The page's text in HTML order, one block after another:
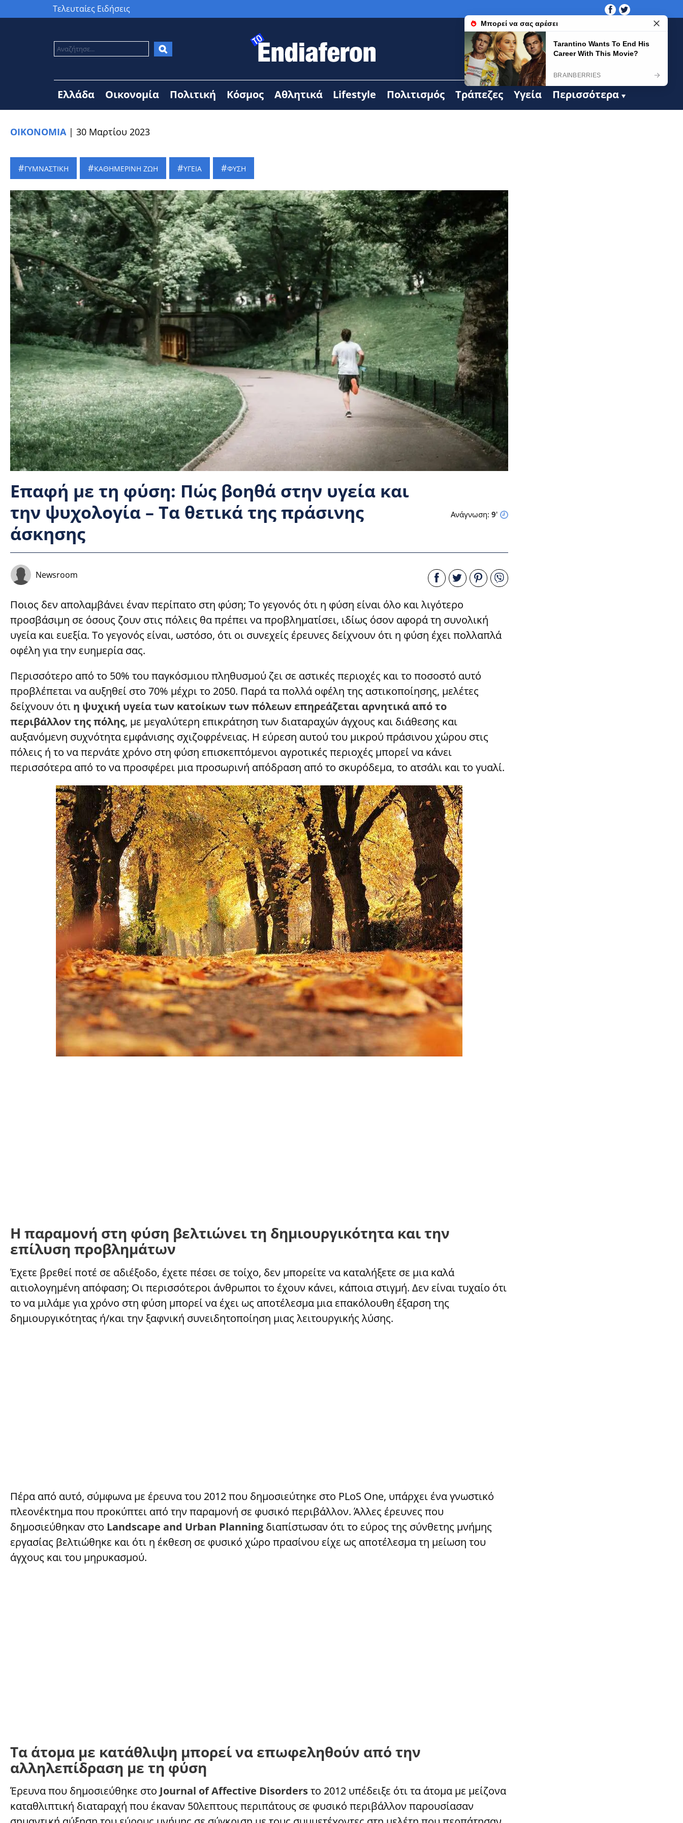
Τελευταίες Ειδήσεις
Ελλάδα Οικονομία Πολιτική Κόσμος Αθλητικά Lifestyle Πολιτισμός Τράπεζες Υγεία Περισσότερα
ΟΙΚΟΝΟΜΙΑ| 30 Μαρτίου 2023
ΓΥΜΝΑΣΤΙΚΗ ΚΑΘΗΜΕΡΙΝΗ ΖΩΗ ΥΓΕΙΑ ΦΥΣΗ
Επαφή με τη φύση: Πώς βοηθά στην υγεία και
την ψυχολογία – Τα θετικά της πράσινης
άσκησης
Ανάγνωση: 9'
Newsroom
Ποιος δεν απολαμβάνει έναν περίπατο στη φύση; Το γεγονός ότι η φύση είναι όλο και λιγότερο
προσβάσιμη σε όσους ζουν στις πόλεις θα πρέπει να προβληματίσει, ιδίως όσον αφορά τη συνολική
υγεία και ευεξία. Το γεγονός είναι, ωστόσο, ότι οι συνεχείς έρευνες δείχνουν ότι η φύση έχει πολλαπλά
οφέλη για την ευημερία σας.
Περισσότερο από το 50% του παγκόσμιου πληθυσμού ζει σε αστικές περιοχές και το ποσοστό αυτό
προβλέπεται να αυξηθεί στο 70% μέχρι το 2050. Παρά τα πολλά οφέλη της αστικοποίησης, μελέτες
δείχνουν ότι η ψυχική υγεία των κατοίκων των πόλεων επηρεάζεται αρνητικά από το
περιβάλλον της πόλης, με μεγαλύτερη επικράτηση των διαταραχών άγχους και διάθεσης και
αυξανόμενη συχνότητα εμφάνισης σχιζοφρένειας. Η εύρεση αυτού του μικρού πράσινου χώρου στις
πόλεις ή το να περνάτε χρόνο στη φύση επισκεπτόμενοι αγροτικές περιοχές μπορεί να κάνει
περισσότερα από το να προσφέρει μια προσωρινή απόδραση από το σκυρόδεμα, το ατσάλι και το γυαλί.
Η παραμονή στη φύση βελτιώνει τη δημιουργικότητα και την
επίλυση προβλημάτων
Έχετε βρεθεί ποτέ σε αδιέξοδο, έχετε πέσει σε τοίχο, δεν μπορείτε να καταλήξετε σε μια καλά
αιτιολογημένη απόφαση; Οι περισσότεροι άνθρωποι το έχουν κάνει, κάποια στιγμή. Δεν είναι τυχαίο ότι
το να μιλάμε για χρόνο στη φύση μπορεί να έχει ως αποτέλεσμα μια επακόλουθη έξαρση της
δημιουργικότητας ή/και την ξαφνική συνειδητοποίηση μιας λειτουργικής λύσης.
Πέρα από αυτό, σύμφωνα με έρευνα του 2012 που δημοσιεύτηκε στο PLoS One, υπάρχει ένα γνωστικό
πλεονέκτημα που προκύπτει από την παραμονή σε φυσικό περιβάλλον. Άλλες έρευνες που
δημοσιεύθηκαν στο Landscape and Urban Planning διαπίστωσαν ότι το εύρος της σύνθετης μνήμης
εργασίας βελτιώθηκε και ότι η έκθεση σε φυσικό χώρο πρασίνου είχε ως αποτέλεσμα τη μείωση του
άγχους και του μηρυκασμού.
Τα άτομα με κατάθλιψη μπορεί να επωφεληθούν από την
αλληλεπίδραση με τη φύση
Έρευνα που δημοσιεύθηκε στο Journal of Affective Disordersτο 2012 υπέδειξε ότι τα άτομα με μείζονα
καταθλιπτική διαταραχή που έκαναν 50λεπτους περιπάτους σε φυσικό περιβάλλον παρουσίασαν